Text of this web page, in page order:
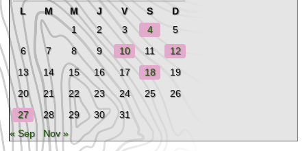
L
M M J V S
D
1
2 3 4
5
6
7 8 9 10 11
12
13
14 15 16 17 18
19
20
21 22 23 24 25
26
27
28 29 30
31
« Sep
Nov »